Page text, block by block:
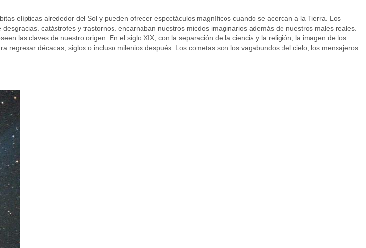
elípticas alrededor del Sol y pueden ofrecer espectáculos magníficos cuando se acercan a la Tierra. Los
catástrofes y trastornos, encarnaban nuestros miedos imaginarios además de nuestros males reales.
las claves de nuestro origen. En el siglo XIX, con la separación de la ciencia y la religión, la imagen de los
regresar décadas, siglos o incluso milenios después. Los cometas son los vagabundos del cielo, los mensajeros